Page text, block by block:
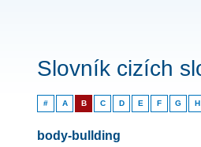
Slovník cizích
# A B C D E F G H
body-bullding